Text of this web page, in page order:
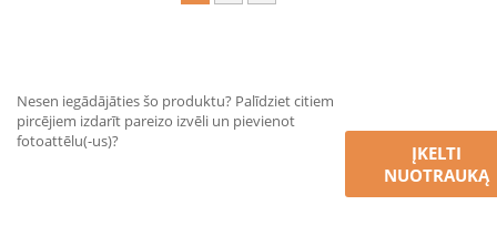
Nesen iegādājāties šo produktu? Palīdziet citiem
pircējiem izdarīt pareizo izvēli un pievienot
fotoattēlu(-us)?
ĮKELTI
NUOTRAUKĄ